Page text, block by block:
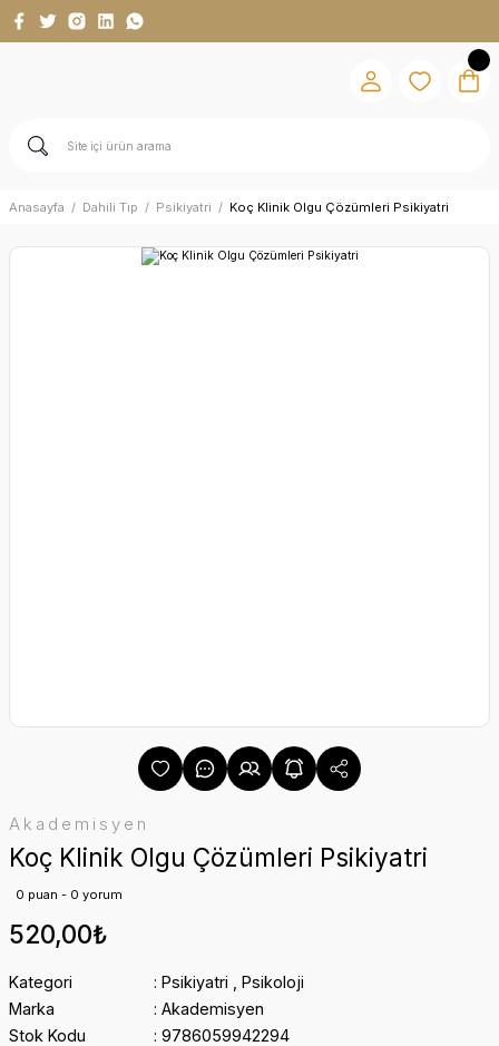
Anasayfa Dahili Tıp Psikiyatri Koç Klinik Olgu Çözümleri Psikiyatri
Akademisyen
Koç Klinik Olgu Çözümleri Psikiyatri
0 puan - 0 yorum
520,00₺
Kategori Psikiyatri
Psikoloji
Marka
Akademisyen
Stok Kodu
9786059942294